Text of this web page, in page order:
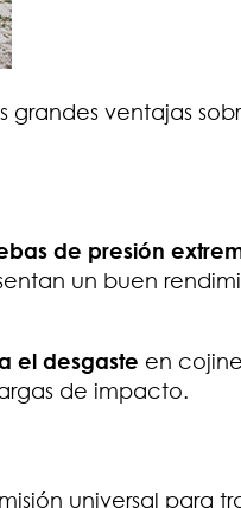
grandes ventajas
de presión
un buen
el desgaste en
de impacto.
universal para